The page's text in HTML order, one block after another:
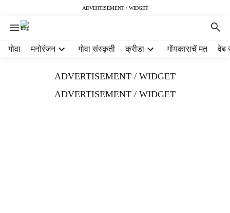
ADVERTISEMENT / WIDGET
गोवा मनोरंजन गोवा संस्कृती क्रीडा गोंयकाराचें मत वेब
ADVERTISEMENT / WIDGET
ADVERTISEMENT / WIDGET